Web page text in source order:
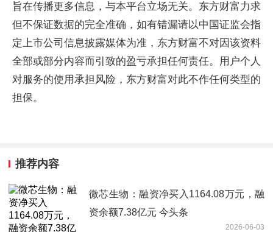
旨在传播更多信息，与本平台立场无关。东方财富力求
但不保证数据的完全准确，如有错漏请以中国证监会指
定上市公司信息披露媒体为准，东方财富不对因该资料
全部或部分内容而引致的盈亏承担任何责任。用户个人
对服务的使用承担风险，东方财富对此不作任何类型的
担保。
推荐内容
微芯生物：融资净买入1164.08万元，融
资余额7.38亿元 今头条
2026-06-03